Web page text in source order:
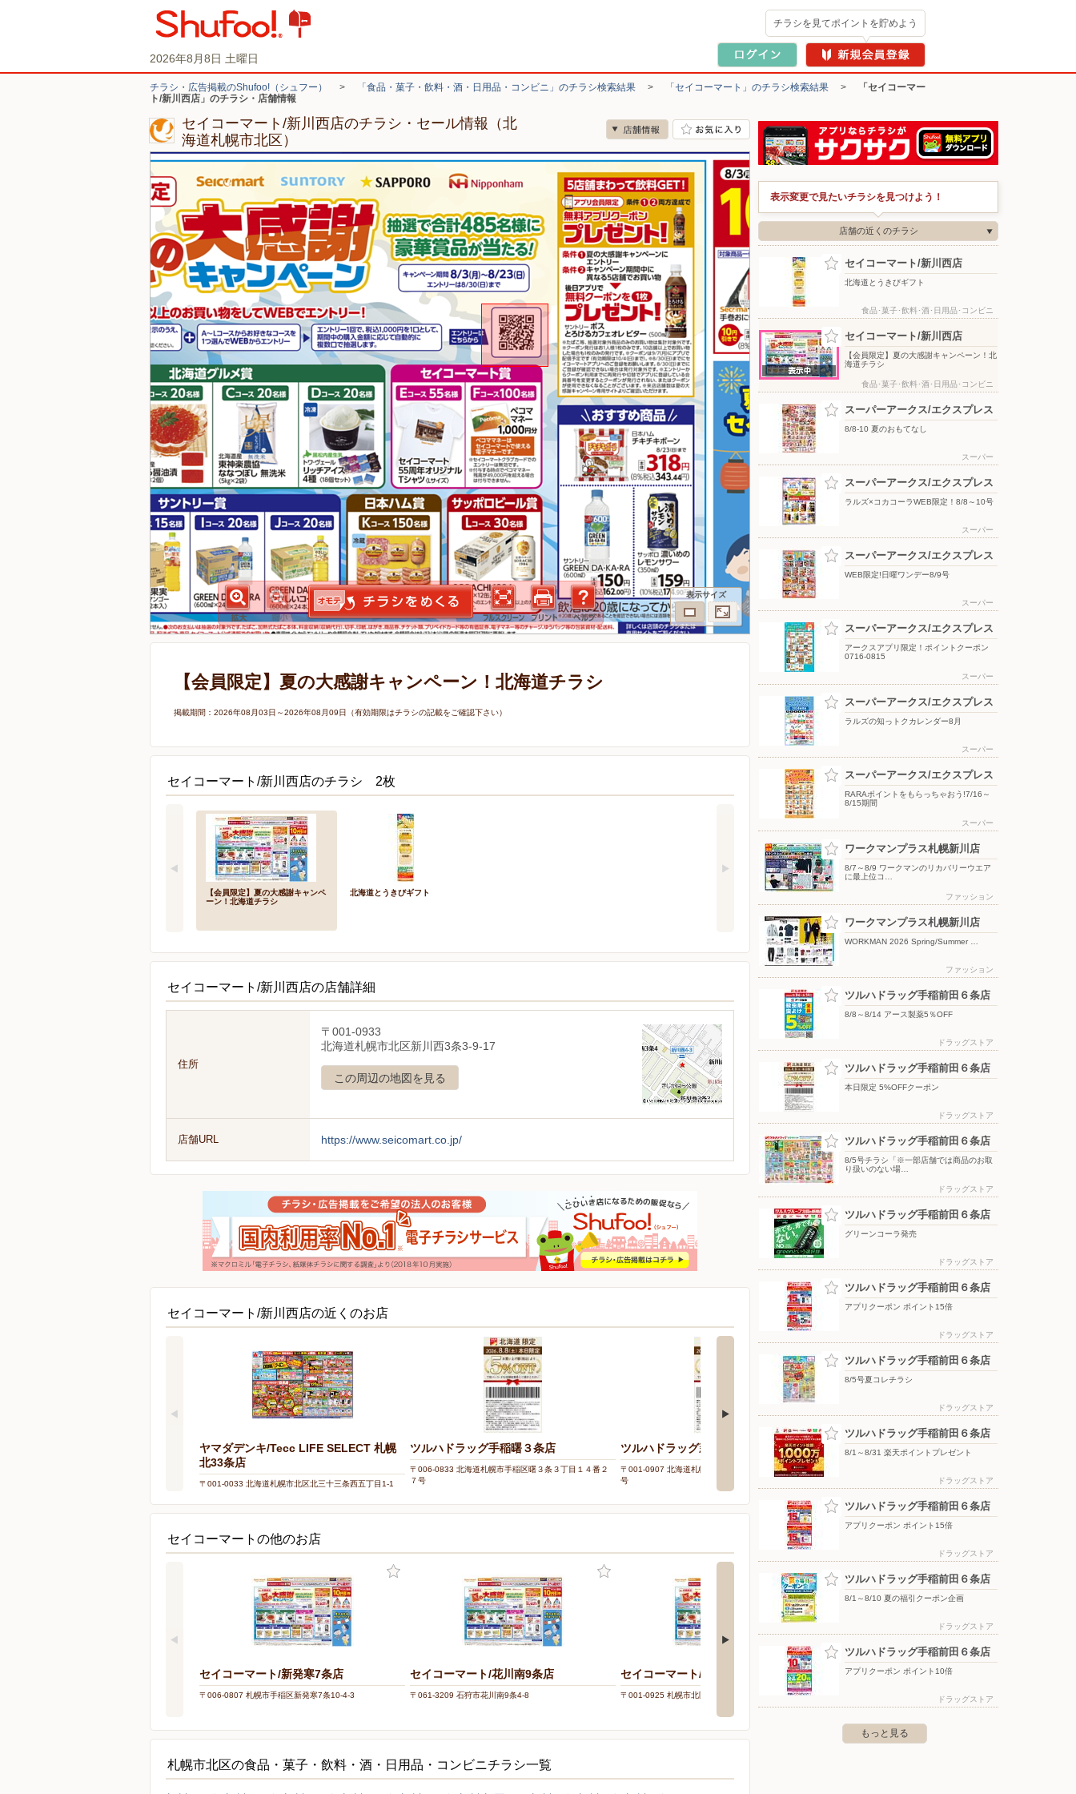
2026年8月8日 土曜日
チラシを見てポイントを貯めよう
チラシ・広告掲載のShufoo!（シュフー） > 「食品・菓子・飲料・酒・日用品・コンビニ」のチラシ検索結果 > 「セイコーマート」のチラシ検索結果 >
「セイコーマー
ト/新川西店」のチラシ・店舗情報
セイコーマート/新川西店のチラシ・セール情報（北
海道札幌市北区）
表示サイズ
【会員限定】夏の大感謝キャンペーン！北海道チラシ
掲載期間：2026年08月03日～2026年08月09日（有効期限はチラシの記載をご確認下さい）
セイコーマート/新川西店のチラシ 2枚
【会員限定】夏の大感謝キャンペ
ーン！北海道チラシ
北海道とうきびギフト
セイコーマート/新川西店の店舗詳細
住所
〒001-0933
北海道札幌市北区新川西3条3-9-17
この周辺の地図を見る
店舗URL https://www.seicomart.co.jp/
セイコーマート/新川西店の近くのお店
ヤマダデンキ/Tecc LIFE SELECT 札幌
北33条店
〒001-0033 北海道札幌市北区北三十三条西五丁目1-1
ツルハドラッグ手稲曙３条店
〒006-0833 北海道札幌市手稲区曙３条３丁目１４番２
７号
ツルハドラッグ新琴似７条店
〒001-0907 北海道札幌市北区新琴似７条６丁目２番１
号
ツルハドラッグ新琴似４番通店
セイコーマートの他のお店
セイコーマート/新発寒7条店
〒006-0807 札幌市手稲区新発寒7条10-4-3
セイコーマート/花川南9条店
〒061-3209 石狩市花川南9条4-8
セイコーマート/新川5条店
〒001-0925 札幌市北区新川5条16-5-8
セイコーマート/発寒15条店
〒063-0835 札幌市西区発寒15条14-3-20
札幌市北区の食品・菓子・飲料・酒・日用品・コンビニチラシ一覧
表示変更で見たいチラシを見つけよう！
店舗の近くのチラシ
セイコーマート/新川西店
北海道とうきびギフト
食品･菓子･飲料･酒･日用品･コンビニ
セイコーマート/新川西店
【会員限定】夏の大感謝キャンペーン！北
海道チラシ
食品･菓子･飲料･酒･日用品･コンビニ
スーパーアークス/エクスプレス
8/8-10 夏のおもてなし
スーパー
スーパーアークス/エクスプレス
ラルズ×コカコーラWEB限定！8/8～10号
スーパー
スーパーアークス/エクスプレス
WEB限定!日曜ワンデー8/9号
スーパー
スーパーアークス/エクスプレス
アークスアプリ限定！ポイントクーポン
0716-0815
スーパー
スーパーアークス/エクスプレス
ラルズの知っトクカレンダー8月
スーパー
スーパーアークス/エクスプレス
RARAポイントをもらっちゃおう!7/16～
8/15期間
スーパー
ワークマンプラス札幌新川店
8/7～8/9 ワークマンのリカバリーウエア
に最上位コ…
ファッション
ワークマンプラス札幌新川店
WORKMAN 2026 Spring/Summer …
ファッション
ツルハドラッグ手稲前田６条店
8/8～8/14 アース製薬5％OFF
ドラッグストア
ツルハドラッグ手稲前田６条店
本日限定 5%OFFクーポン
ドラッグストア
ツルハドラッグ手稲前田６条店
8/5号チラシ「※一部店舗では商品のお取
り扱いのない場…
ドラッグストア
ツルハドラッグ手稲前田６条店
グリーンコーラ発売
ドラッグストア
ツルハドラッグ手稲前田６条店
アプリクーポン ポイント15倍
ドラッグストア
ツルハドラッグ手稲前田６条店
8/5号夏コレチラシ
ドラッグストア
ツルハドラッグ手稲前田６条店
8/1～8/31 楽天ポイントプレゼント
ドラッグストア
ツルハドラッグ手稲前田６条店
アプリクーポン ポイント15倍
ドラッグストア
ツルハドラッグ手稲前田６条店
8/1～8/10 夏の福引クーポン企画
ドラッグストア
ツルハドラッグ手稲前田６条店
アプリクーポン ポイント10倍
ドラッグストア
もっと見る